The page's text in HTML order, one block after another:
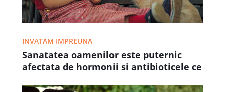
INVATAM IMPREUNA
Sanatatea oamenilor este puternic
afectata de hormonii si antibioticele ce